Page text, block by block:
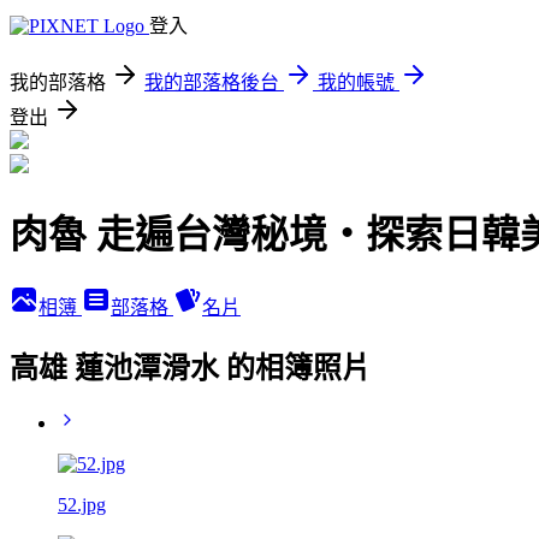
登入
我的部落格 我的部落格後台
我的帳號
登出
肉魯 走遍台灣秘境・探索日韓
相簿 部落格 名片
高雄 蓮池潭滑水 的相簿照片
52.jpg